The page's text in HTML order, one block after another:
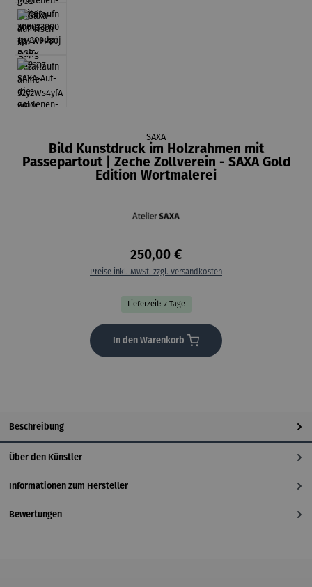
SAXA
Bild Kunstdruck im Holzrahmen mit
Passepartout | Zeche Zollverein - SAXA Gold
Edition Wortmalerei
250,00 €
Preise inkl. MwSt. zzgl. Versandkosten
Lieferzeit: 7 Tage
In den Warenkorb
Beschreibung
Über den Künstler
Informationen zum Hersteller
Bewertungen